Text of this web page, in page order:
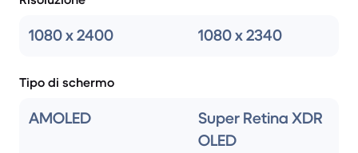
1080 x 2400 1080 x 2340
Tipo di schermo
AMOLED
Super Retina XDR
OLED